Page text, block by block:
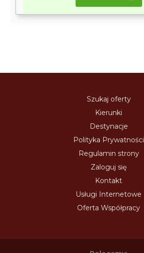
Szukaj oferty
Kierunki
Destynacje
Polityka Prywatności
Regulamin strony
Zaloguj się
Kontakt
Usługi Internetowe
Oferta Współpracy